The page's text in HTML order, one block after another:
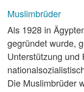
Muslimbrüder
Als 1928 in
gegründet wurde,
Unterstützung und
Die Muslimbrüder